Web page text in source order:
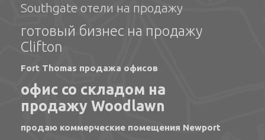
Southgate отели на продажу
готовый бизнес на продажу
Clifton
Fort Thomas продажа офисов
офис со складом на
продажу Woodlawn
продаю коммерческие помещения Newport